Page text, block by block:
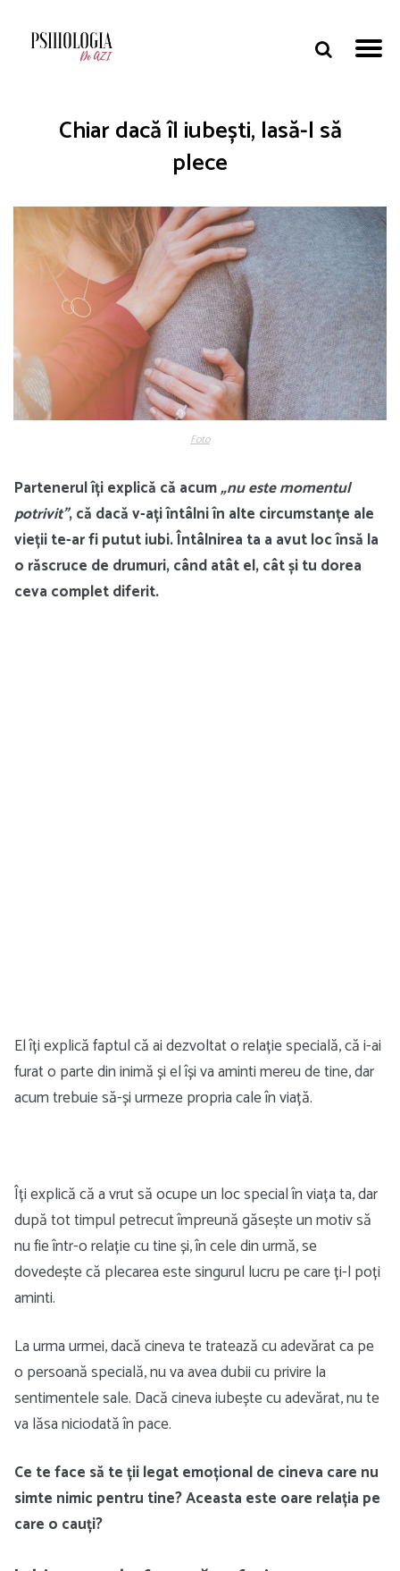
Chiar dacă îl iubești, lasă-l să
plece
Foto
Partenerul îți explică că acum„nu este momentul
potrivit”, că dacă v-ați întâlni în alte circumstanțe ale
vieții te-ar fi putut iubi. Întâlnirea ta a avut loc însă la
o răscruce de drumuri, când atât el, cât și tu dorea
ceva complet diferit.
El îți explică faptul că ai dezvoltat o relație specială, că i-ai
furat o parte din inimă și el își va aminti mereu de tine, dar
acum trebuie să-și urmeze propria cale în viață.
Îți explică că a vrut să ocupe un loc special în viața ta, dar
după tot timpul petrecut împreună găsește un motiv să
nu fie într-o relație cu tine și, în cele din urmă, se
dovedește că plecarea este singurul lucru pe care ți-l poți
aminti.
La urma urmei, dacă cineva te tratează cu adevărat ca pe
o persoană specială, nu va avea dubii cu privire la
sentimentele sale. Dacă cineva iubește cu adevărat, nu te
va lăsa niciodată în pace.
Ce te face să te ții legat emoțional de cineva care nu
simte nimic pentru tine? Aceasta este oare relația pe
care o cauți?